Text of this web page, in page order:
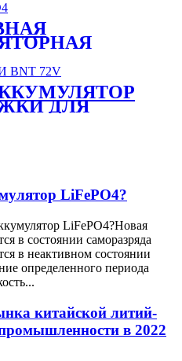
ДЛЯ
LiFePO4?
LiFePO4?Новая
в состоянии саморазряда
в неактивном состоянии
определенного периода
китайской литий-
в 2022